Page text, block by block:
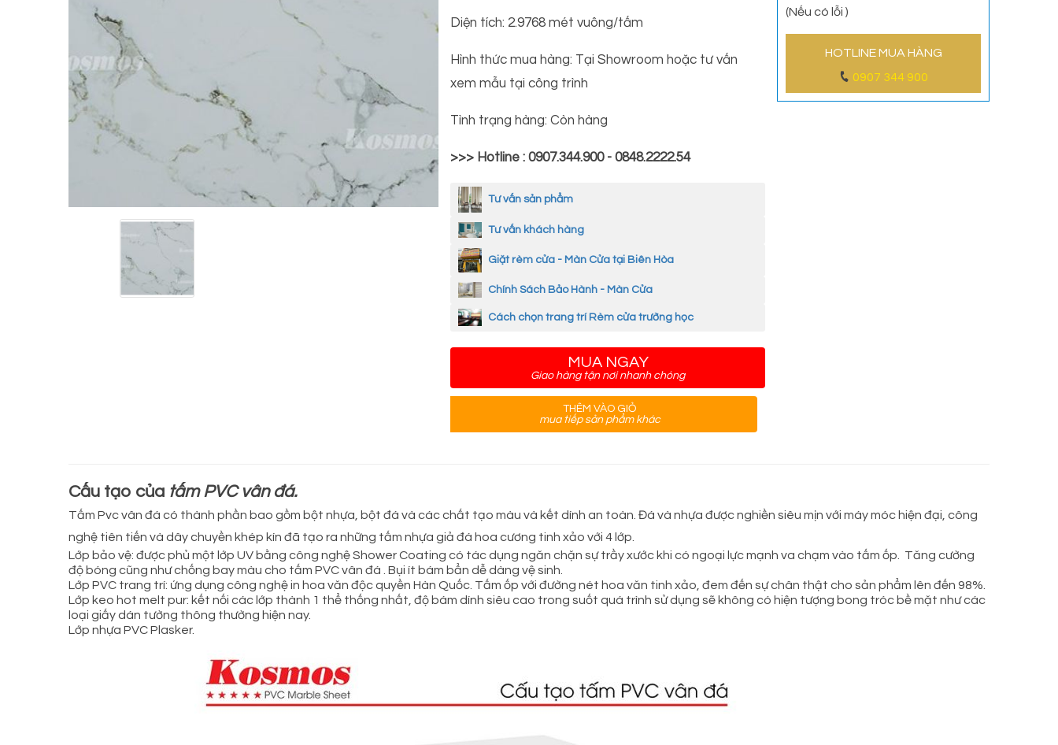
Diện tích: 2.9768 mét vuông/tấm
Hình thức mua hàng: Tại Showroom hoặc tư vấn
xem mẫu tại công trình
Tình trạng hàng: Còn hàng
>>> Hotline : 0907.344.900 - 0848.2222.54
Tư vấn sản phẩm
Tư vấn khách hàng
Giặt rèm cửa - Màn Cửa tại Biên Hòa
Chính Sách Bảo Hành - Màn Cửa
Cách chọn trang trí Rèm cửa trường học
MUA NGAY
Giao hàng tận nơi nhanh chóng
THÊM VÀO GIỎ
mua tiếp sản phẩm khác
(Nếu có lỗi )
HOTLINE MUA HÀNG
0907 344 900
Cấu tạo của tấm PVC vân đá.
Tấm Pvc vân đá có thành phần bao gồm bột nhựa, bột đá và các chất tạo màu và kết dính an toàn. Đá và nhựa được nghiền siêu mịn với máy móc hiện đại, công
nghệ tiên tiến và dây chuyền khép kín đã tạo ra những tấm nhựa giả đá hoa cương tinh xảo với 4 lớp.
Lớp bảo vệ: được phủ một lớp UV bằng công nghệ Shower Coating có tác dụng ngăn chặn sự trầy xước khi có ngoại lực mạnh va chạm vào tấm ốp. Tăng cường
độ bóng cũng như chống bay màu cho tấm PVC vân đá . Bụi ít bám bẩn dễ dàng vệ sinh.
Lớp PVC trang trí: ứng dụng công nghệ in hoa văn độc quyền Hàn Quốc. Tấm ốp với đường nét hoa văn tinh xảo, đem đến sự chân thật cho sản phẩm lên đến 98%.
Lớp keo hot melt pur: kết nối các lớp thành 1 thể thống nhất, độ bám dính siêu cao trong suốt quá trình sử dụng sẽ không có hiện tượng bong tróc bề mặt như các
loại giấy dán tường thông thường hiện nay.
Lớp nhựa PVC Plasker.